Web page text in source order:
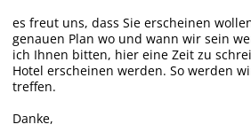
es freut uns, dass Sie erscheinen
genauen Plan wo und wann wir sein
ich Ihnen bitten, hier eine Zeit zu
Hotel erscheinen werden. So werden
treffen.
Danke,